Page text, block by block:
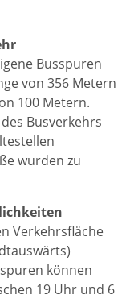
Busspuren
von 356 Metern
100 Metern.
Busverkehrs
wurden zu
Verkehrsfläche
können
19 Uhr und 6